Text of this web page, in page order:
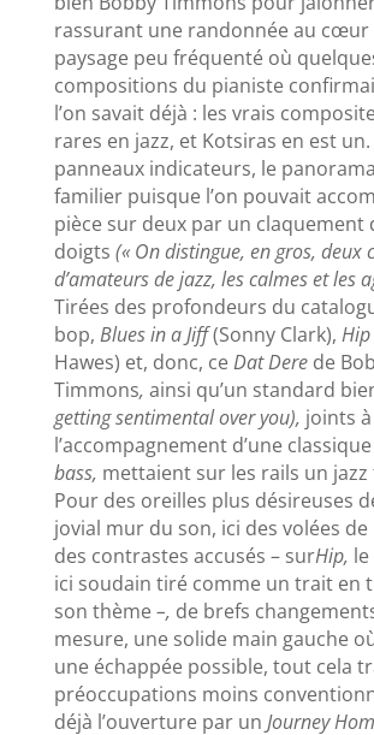
rassurant une randonnée au cœur
paysage peu fréquenté où
compositions du pianiste
l’on savait déjà : les vrais
rares en jazz, et Kotsiras en est
panneaux indicateurs, le
familier puisque l’on pouvait
pièce sur deux par un claquement
doigts (« On distingue, en gros, deux
d’amateurs de jazz, les calmes et les
Tirées des profondeurs du
bop, Blues in a Jiff(Sonny Clark), Hip
Hawes) et, donc, ceDat Dere de
Timmons, ainsi qu’un standard
getting sentimental over you), joints à
l’accompagnement d’une classique
bass, mettaient sur les rails un
Pour des oreilles plus désireuses
jovial mur du son, ici des volées de
des contrastes accusés – surHip,
ici soudain tiré comme un trait en
son thème–, de brefs
mesure, une solide main gauche
une échappée possible, tout cela
préoccupations moins
déjà l’ouverture par un Journey